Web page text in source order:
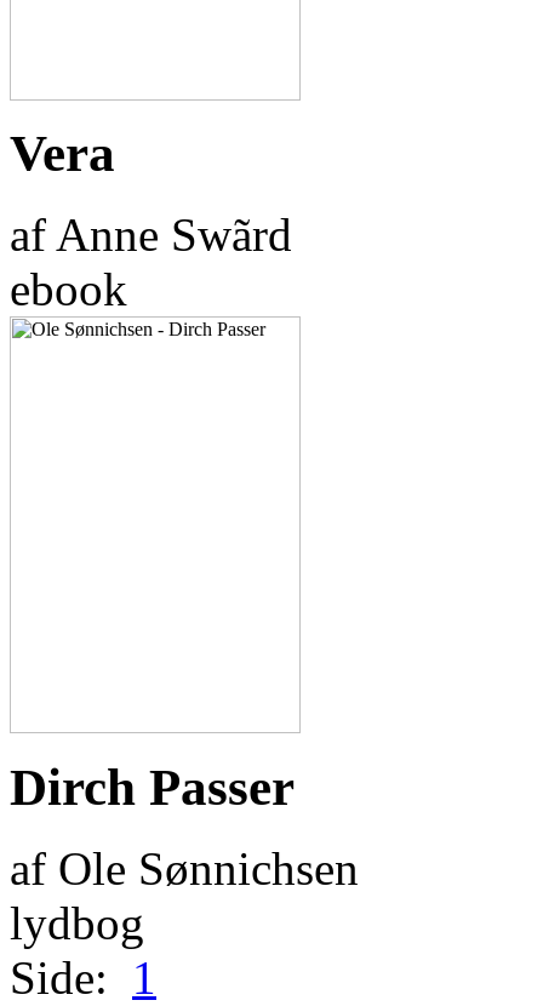
Vera
af Anne Swãrd
ebook
Dirch Passer
af Ole Sønnichsen
lydbog
Side: 1